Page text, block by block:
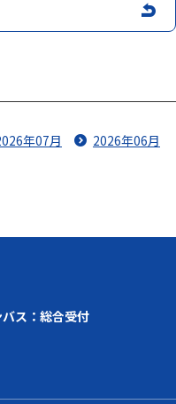
年07月
2026年06月
ス：総合受付